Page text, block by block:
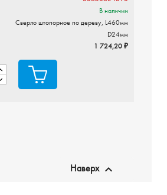
В наличии
Сверло штопорное по дереву, L460мм
D24мм
1 724,20 ₽
Наверх 